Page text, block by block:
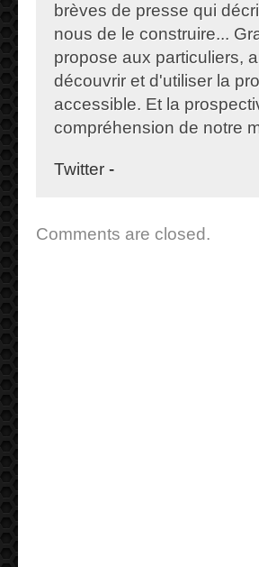
brèves de presse qui
nous de le construire...
propose aux particuliers,
découvrir et d'utiliser la
accessible. Et la
compréhension de notre
Twitter -
Comments are closed.